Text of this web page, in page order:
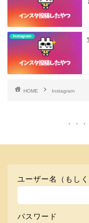
Instagram
HOME Instagram
ユーザー名（もし
パスワード